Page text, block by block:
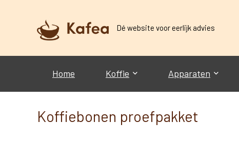
Dé website voor eerlijk advies
Home Koffie Apparaten
Koffiebonen proefpakket